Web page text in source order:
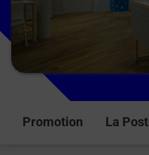
Promotion La